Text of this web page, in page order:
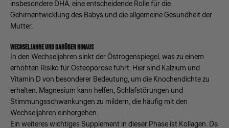
insbesondere DHA, eine entscheidende Rolle für die
Gehirnentwicklung des Babys und die allgemeine Gesundheit der
Mutter.
WECHSELJAHRE UND DARÜBER HINAUS
In den Wechseljahren sinkt der Östrogenspiegel, was zu einem
erhöhten Risiko für Osteoporose führt. Hier sind Kalzium und
Vitamin D von besonderer Bedeutung, um die Knochendichte zu
erhalten. Magnesium kann helfen, Schlafstörungen und
Stimmungsschwankungen zu mildern, die häufig mit den
Wechseljahren einhergehen.
Ein weiteres wichtiges Supplement in dieser Phase ist Kollagen. Da